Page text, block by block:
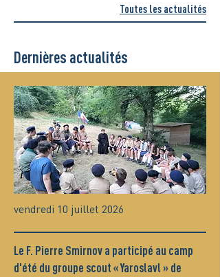
Toutes les actualités
Dernières actualités
vendredi 10 juillet 2026
Le F. Pierre Smirnov a participé au camp
d'été du groupe scout « Yaroslavl » de